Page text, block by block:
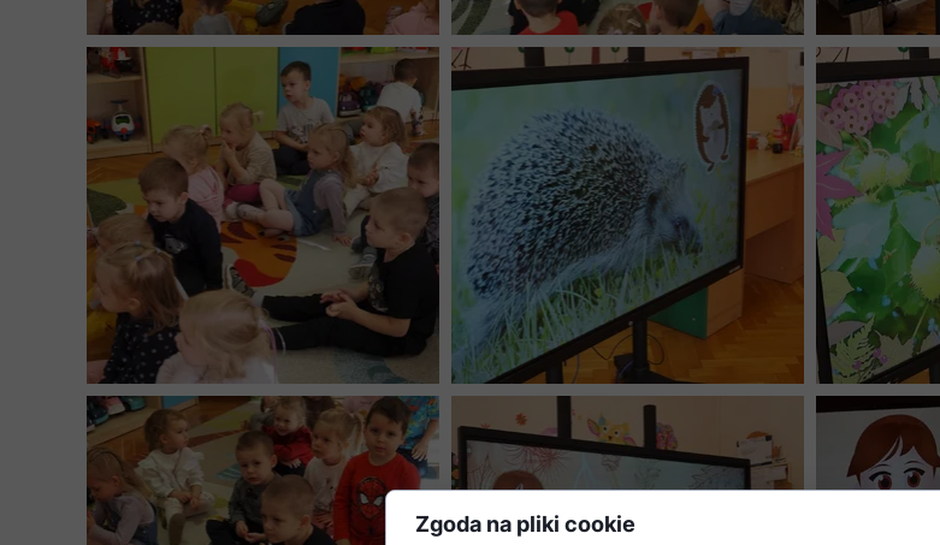
Zgoda na pliki cookie